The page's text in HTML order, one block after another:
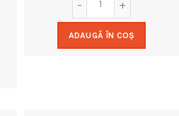
ADAUGĂ ÎN COȘ